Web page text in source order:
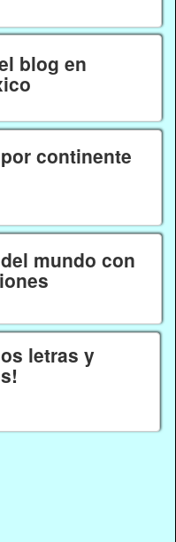
blog en
continente
mundo con
letras y